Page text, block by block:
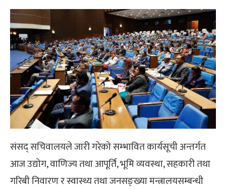
संसद् सचिवालयले जारी गरेको सम्भावित कार्यसूची अन्तर्गत
आज उद्योग, वाणिज्य तथा आपूर्ति, भूमि व्यवस्था, सहकारी तथा
गरिबी निवारण र स्वास्थ्य तथा जनसङ्ख्या मन्त्रालयसम्बन्धी